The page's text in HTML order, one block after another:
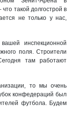
такой долгострой в
не только у нас,
инспекционной
поля. Строители
там работают
то мы очень
конфедераций был
футбола. Будем